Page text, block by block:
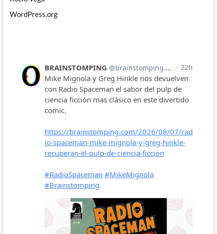
WordPress.org